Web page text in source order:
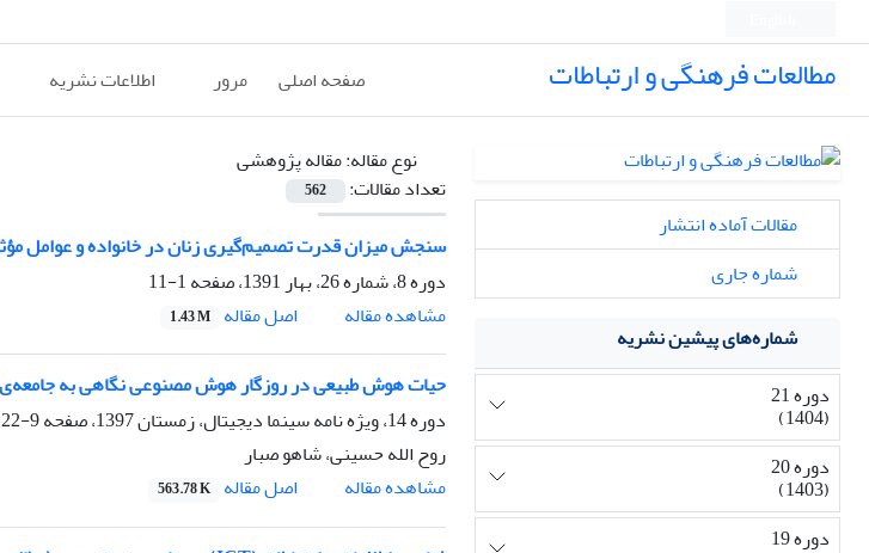
مطالعات فرهنگی و ارتباطات صفحه اصلی مرور اطلاعات نشریه
نوع مقاله:مقاله پژوهشی
تعداد مقالات:
562
سنجش میزان قدرت تصمیم‌گیری زنان در خانواده و عوامل
دوره 8، شماره 26، بهار 1391، صفحه
1-11
مشاهده مقاله
اصل مقاله 1.43 M
حیات هوش طبیعی در روزگار هوش مصنوعی نگاهی به
دوره 14، ویژه نامه سینما دیجیتال، زمستان 1397، صفحه
9-22
روح الله حسینی، شاهو صبار
مشاهده مقاله
اصل مقاله 563.78 K
مقالات آماده انتشار
شماره جاری
شماره‌های پیشین نشریه
دوره 21
(1404)
دوره 20
(1403)
دوره 19